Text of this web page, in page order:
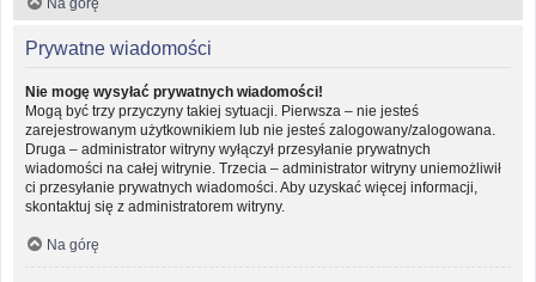
Prywatne wiadomości
Nie mogę wysyłać prywatnych wiadomości!
Mogą być trzy przyczyny takiej sytuacji. Pierwsza – nie jesteś
zarejestrowanym użytkownikiem lub nie jesteś zalogowany/zalogowana.
Druga – administrator witryny wyłączył przesyłanie prywatnych
wiadomości na całej witrynie. Trzecia – administrator witryny uniemożliwił
ci przesyłanie prywatnych wiadomości. Aby uzyskać więcej informacji,
skontaktuj się z administratorem witryny.
Na górę